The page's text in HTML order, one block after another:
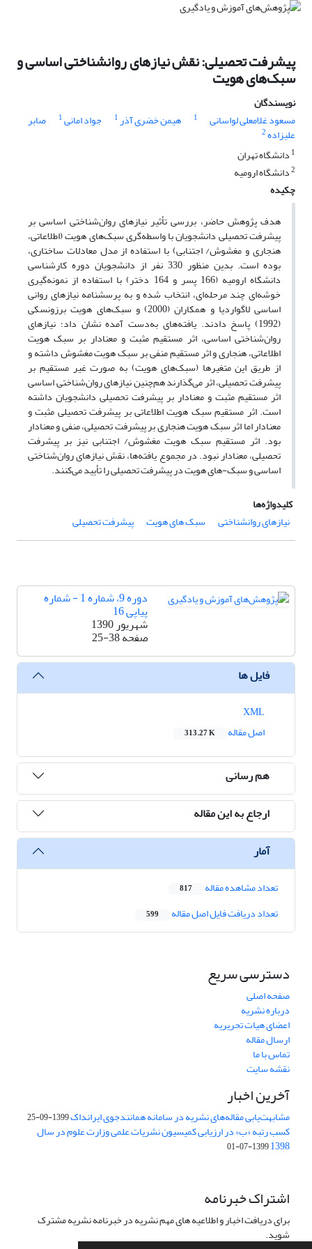
پیشرفت تحصیلی: نقش نیازهای روانشناختی اساسی و
سبک‌های هویت
نویسندگان
مسعود غلامعلی لواسانی
1 هیمن خضری آذر1 جواد امانی1 صابر
علیزاده2
1 دانشگاه تهران
2دانشگاه ارومیه
چکیده
هدف پژوهش حاضر، بررسی تأثیر نیازهای روان‌شناختی اساسی بر
پیشرفت تحصیلی دانشجویان با واسطه‌گری سبک‌‌های هویت (اطلاعاتی،
هنجاری و مغشوش/ اجتنابی) با استفاده از مدل معادلات ‌ساختاری،
بوده است. بدین منظور 330 نفر از دانشجویان دوره کارشناسی
دانشگاه ارومیه (166 پسر و 164 دختر) با استفاده از نمونه‌گیری
خوشه‌ای چند مرحله‌ای، انتخاب شده و به پرسشنامه نیازهای روانی
اساسی لاگواردیا و همکاران (2000) و سبک‌های هویت برزونسکی
(1992) پاسخ دادند. یافته‌های به‌دست آمده نشان داد؛ نیازهای
روان‌شناختی اساسی، اثر مستقیم مثبت و معنادار بر سبک هویت
اطلاعاتی، هنجاری و اثر مستقیم منفی بر سبک هویت مغشوش داشته و
از طریق این متغیرها (سبک‌های هویت) به صورت غیر مستقیم بر
پیشرفت تحصیلی، اثر می‌گذارند هم‌چنین نیازهای روان‌شناختی اساسی
اثر مستقیم مثبت و معنادار بر پیشرفت تحصیلی دانشجویان داشته
است. اثر مستقیم سبک هویت اطلاعاتی بر پیشرفت تحصیلی مثبت و
معنادار اما اثر سبک هویت هنجاری بر پیشرفت تحصیلی، منفی و معنادار
بود. اثر مستقیم سبک هویت مغشوش/ اجتنابی نیز بر پیشرفت
تحصیلی، معنادار نبود. در مجموع یافته‌ها، نقش نیازهای روان‌شناختی
اساسی و سبک-های هویت در پیشرفت تحصیلی را تأیید می‌کنند.
کلیدواژه‌ها
نیازهای روانشناختی
سبک های هویت پیشرفت تحصیلی
دوره 9، شماره 1 - شماره
پیاپی 16
شهریور 1390
صفحه25-38
فایل ها
اصل مقاله
313.27 K
هم رسانی
ارجاع به این مقاله
آمار
تعداد مشاهده مقاله 817
تعداد دریافت فایل اصل مقاله 599
دسترسی سریع
صفحه اصلی
درباره نشریه
اعضای هیات تحریریه
ارسال مقاله
تماس با ما
نقشه سایت
آخرین اخبار
مشابهت‌یابی مقاله‌های نشریه در سامانه همانندجوی ایرانداک1399-09-25
کسب رتبه «ب» در ارزیابی کمیسیون نشریات علمی وزارت علوم در سال
1398
1399-07-01
اشتراک خبرنامه
برای دریافت اخبار و اطلاعیه های مهم نشریه در خبرنامه نشریه مشترک
شوید.